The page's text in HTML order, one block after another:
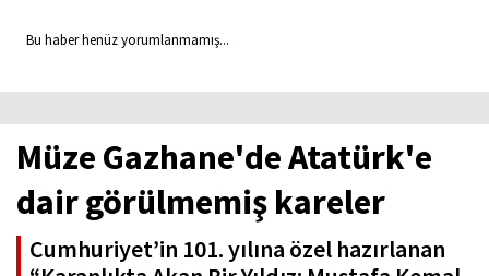
Bu haber henüz yorumlanmamış...
Müze Gazhane'de Atatürk'e
dair görülmemiş kareler
Cumhuriyet’in 101. yılına özel hazırlanan